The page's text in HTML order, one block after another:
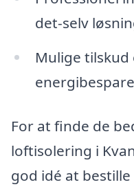
det-selv
Mulige
For at finde de
loftisolering i
god idé at